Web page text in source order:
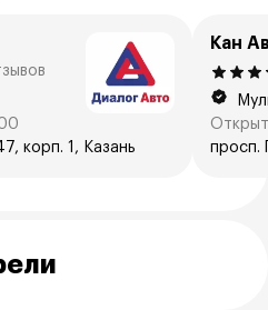
корп. 1, Казань
Кан
просп.